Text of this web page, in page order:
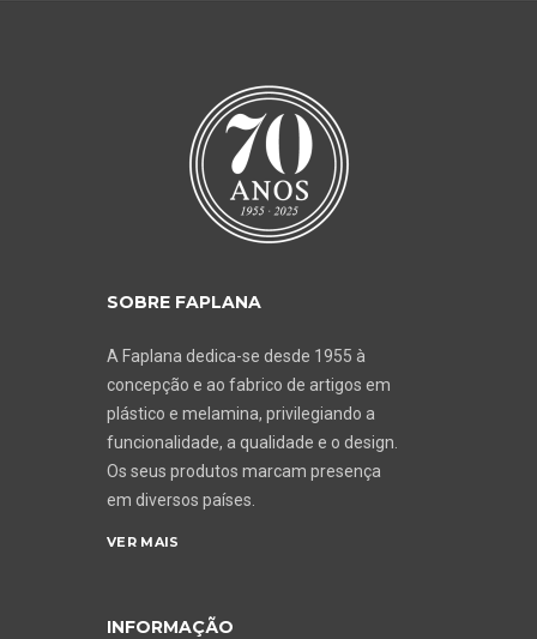
SOBRE FAPLANA
A Faplana dedica-se desde 1955 à
concepção e ao fabrico de artigos em
plástico e melamina, privilegiando a
funcionalidade, a qualidade e o design.
Os seus produtos marcam presença
em diversos países.
VER MAIS
INFORMAÇÃO